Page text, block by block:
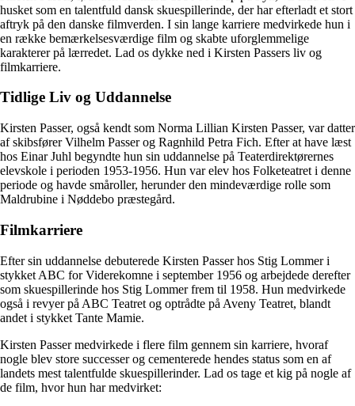
husket som en talentfuld dansk skuespillerinde, der har efterladt et stort
aftryk på den danske filmverden. I sin lange karriere medvirkede hun i
en række bemærkelsesværdige film og skabte uforglemmelige
karakterer på lærredet. Lad os dykke ned i Kirsten Passers liv og
filmkarriere.
Tidlige Liv og Uddannelse
Kirsten Passer, også kendt som Norma Lillian Kirsten Passer, var datter
af skibsfører Vilhelm Passer og Ragnhild Petra Fich. Efter at have læst
hos Einar Juhl begyndte hun sin uddannelse på Teaterdirektørernes
elevskole i perioden 1953-1956. Hun var elev hos Folketeatret i denne
periode og havde småroller, herunder den mindeværdige rolle som
Maldrubine i Nøddebo præstegård.
Filmkarriere
Efter sin uddannelse debuterede Kirsten Passer hos Stig Lommer i
stykket ABC for Viderekomne i september 1956 og arbejdede derefter
som skuespillerinde hos Stig Lommer frem til 1958. Hun medvirkede
også i revyer på ABC Teatret og optrådte på Aveny Teatret, blandt
andet i stykket Tante Mamie.
Kirsten Passer medvirkede i flere film gennem sin karriere, hvoraf
nogle blev store successer og cementerede hendes status som en af
landets mest talentfulde skuespillerinder. Lad os tage et kig på nogle af
de film, hvor hun har medvirket: